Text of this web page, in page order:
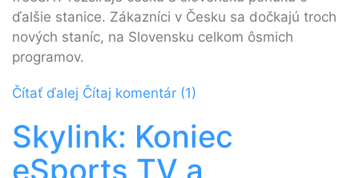
ďalšie stanice. Zákazníci v Česku sa dočkajú troch
nových staníc, na Slovensku celkom ôsmich
programov.
Čítať ďalej Čítaj komentár (1)
Skylink: Koniec
eSports TV a